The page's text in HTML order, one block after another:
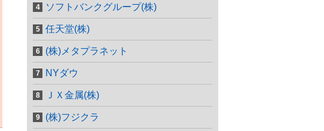
ソフトバンクグループ(株)
任天堂(株)
(株)メタプラネット
NYダウ
ＪＸ金属(株)
(株)フジクラ